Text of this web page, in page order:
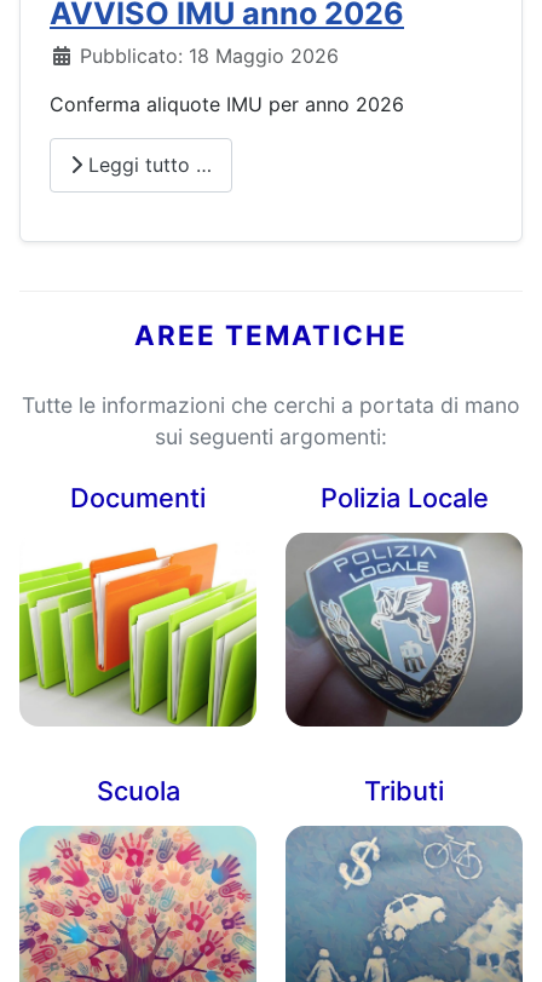
AVVISO IMU anno 2026
Dettagli
Pubblicato: 18 Maggio 2026
Conferma aliquote IMU per anno 2026
Leggi tutto …
AREE TEMATICHE
Tutte le informazioni che cerchi a portata di mano
sui seguenti argomenti:
Documenti Polizia Locale
Scuola Tributi